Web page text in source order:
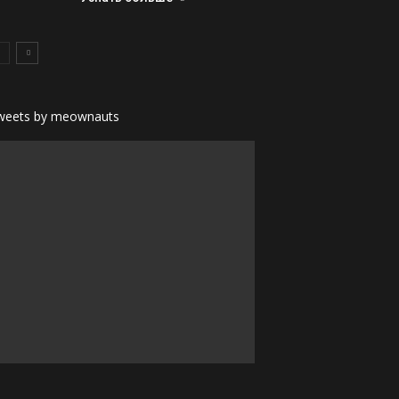
by meownauts